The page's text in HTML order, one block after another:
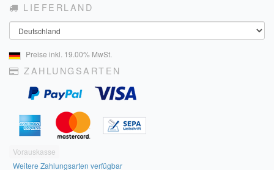
LIEFERLAND
Land
Preise inkl. 19.00% MwSt.
ZAHLUNGSARTEN
Vorauskasse
Weitere Zahlungsarten verfügbar